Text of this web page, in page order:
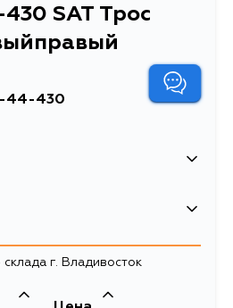
SAT Трос
44-430
Трос ручника левый/
DY 03-07/FORD
склада г. Владивосток